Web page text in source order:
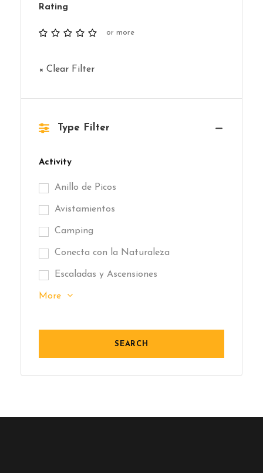
Rating
or more
× Clear Filter
Type Filter
Activity
Anillo de Picos
Avistamientos
Camping
Conecta con la Naturaleza
Escaladas y Ascensiones
More